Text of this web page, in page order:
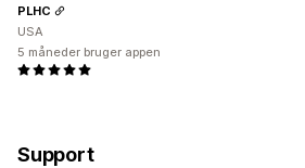
PLHC
USA
5 måneder bruger appen
Support